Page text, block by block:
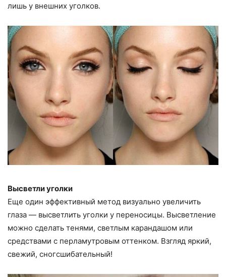
лишь у внешних уголков.
Высветли уголки
Еще один эффективный метод визуально увеличить
глаза — высветлить уголки у переносицы. Высветление
можно сделать тенями, светлым карандашом или
средствами с перламутровым оттенком. Взгляд яркий,
свежий, сногсшибательный!